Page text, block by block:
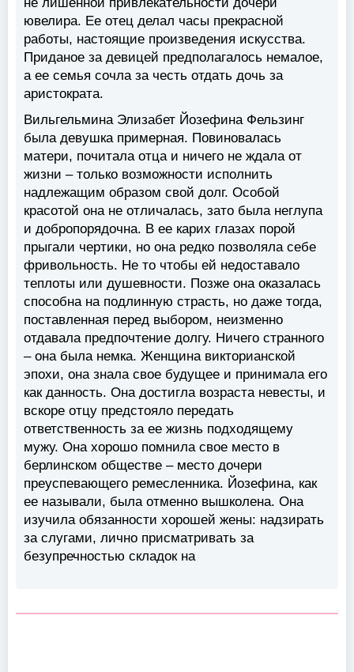
ювелира. Ее отец делал часы прекрасной
работы, настоящие произведения искусства.
Приданое за девицей предполагалось немалое,
а ее семья сочла за честь отдать дочь за
аристократа.
Вильгельмина Элизабет Йозефина Фельзинг
была девушка примерная. Повиновалась
матери, почитала отца и ничего не ждала от
жизни – только возможности исполнить
надлежащим образом свой долг. Особой
красотой она не отличалась, зато была неглупа
и добропорядочна. В ее карих глазах порой
прыгали чертики, но она редко позволяла себе
фривольность. Не то чтобы ей недоставало
теплоты или душевности. Позже она оказалась
способна на подлинную страсть, но даже тогда,
поставленная перед выбором, неизменно
отдавала предпочтение долгу. Ничего странного
– она была немка. Женщина викторианской
эпохи, она знала свое будущее и принимала его
как данность. Она достигла возраста невесты, и
вскоре отцу предстояло передать
ответственность за ее жизнь подходящему
мужу. Она хорошо помнила свое место в
берлинском обществе – место дочери
преуспевающего ремесленника. Йозефина, как
ее называли, была отменно вышколена. Она
изучила обязанности хорошей жены: надзирать
за слугами, лично присматривать за
безупречностью складок на